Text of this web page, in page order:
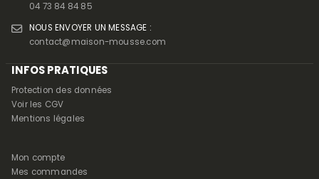
04 73 84 84 85
NOUS ENVOYER UN MESSAGE :
contact@maison-mousse.com
INFOS PRATIQUES
Protection des données
Voir les CGV
Mentions légales
Mon compte
Mes commandes